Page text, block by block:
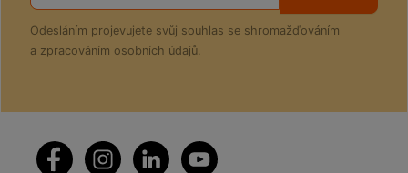
Odesláním projevujete svůj souhlas se shromažďováním
a zpracováním osobních údajů.